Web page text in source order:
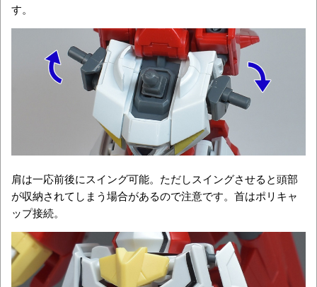
す。
肩は一応前後にスイング可能。ただしスイングさせると頭部
が収納されてしまう場合があるので注意です。首はポリキャ
ップ接続。